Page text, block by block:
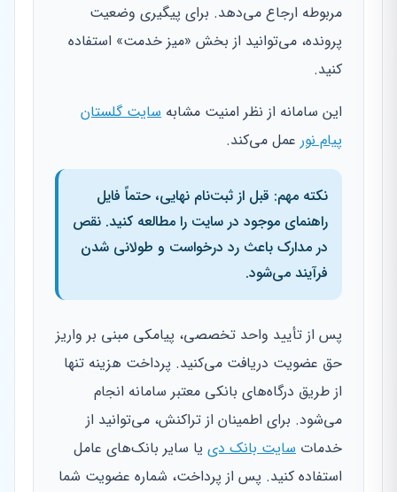
مربوطه ارجاع می‌دهد. برای پیگیری وضعیت
پرونده، می‌توانید از بخش «میز خدمت» استفاده
کنید.
این سامانه از نظر امنیت مشابه سایت گلستان
پیام نور عمل می‌کند.
نکته مهم: قبل از ثبت‌نام نهایی، حتماً فایل
راهنمای موجود در سایت را مطالعه کنید. نقص
در مدارک باعث رد درخواست و طولانی شدن
فرآیند می‌شود.
پس از تأیید واحد تخصصی، پیامکی مبنی بر واریز
حق عضویت دریافت می‌کنید. پرداخت هزینه تنها
از طریق درگاه‌های بانکی معتبر سامانه انجام
می‌شود. برای اطمینان از تراکنش، می‌توانید از
خدمات سایت بانک دی یا سایر بانک‌های عامل
استفاده کنید. پس از پرداخت، شماره عضویت شما